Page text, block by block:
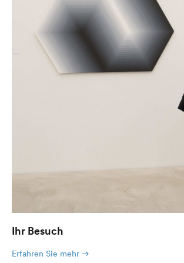
Ihr Besuch
Erfahren Sie mehr